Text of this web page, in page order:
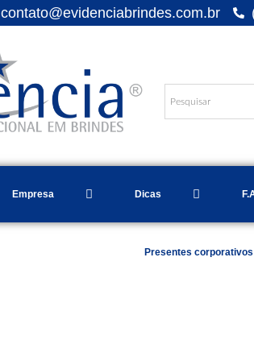
contato@evidenciabrindes.com.br
Empresa Dicas
Presentes